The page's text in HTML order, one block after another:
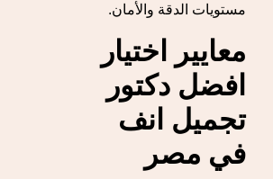
مستويات الدقة والأمان.
معايير اختيار
افضل دكتور
تجميل انف
في مصر